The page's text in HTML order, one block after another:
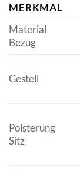
MERKMAL
Material
Bezug
Gestell
Polsterung
Sitz